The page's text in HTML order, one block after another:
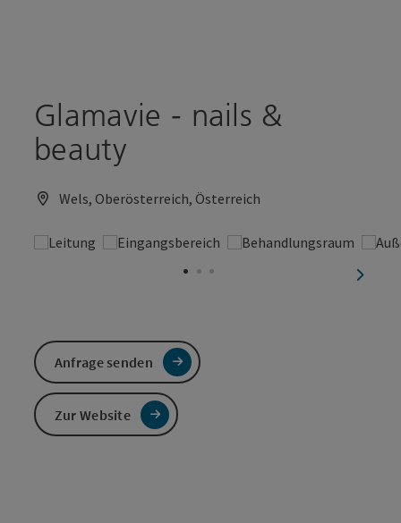
Glamavie - nails &
beauty
Wels, Oberösterreich, Österreich
Anfrage senden
Zur Website